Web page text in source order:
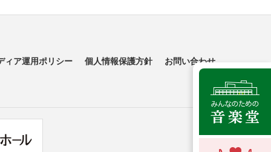
ィア運用ポリシー 個人情報保護方針 お問い合わせ